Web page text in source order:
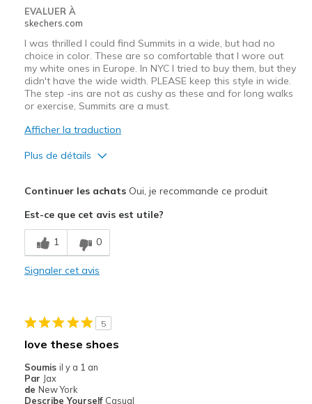
EVALUER À
skechers.com
I was thrilled I could find Summits in a wide, but had no
choice in color. These are so comfortable that I wore out
my white ones in Europe. In NYC I tried to buy them, but they
didn't have the wide width. PLEASE keep this style in wide.
The step -ins are not as cushy as these and for long walks
or exercise, Summits are a must.
Afficher la traduction
Plus de détails
Comfortable
Durable
Would like more color choice
Les meilleures utilisations
Casual Wear
Continuer les achatsOui, je recommande ce produit
Est-ce que cet avis est utile?
1 0
Signaler cet avis
5
love these shoes
Soumis il y a 1 an
Par Jax
de New York
Describe Yourself Casual